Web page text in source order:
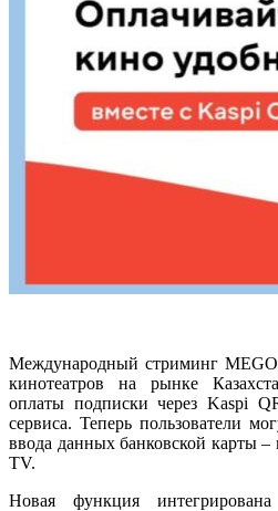
Международный стриминг
кинотеатров на рынке
оплаты подписки через Kaspi
сервиса. Теперь пользователи
ввода данных банковской карты –
TV.
Новая функция